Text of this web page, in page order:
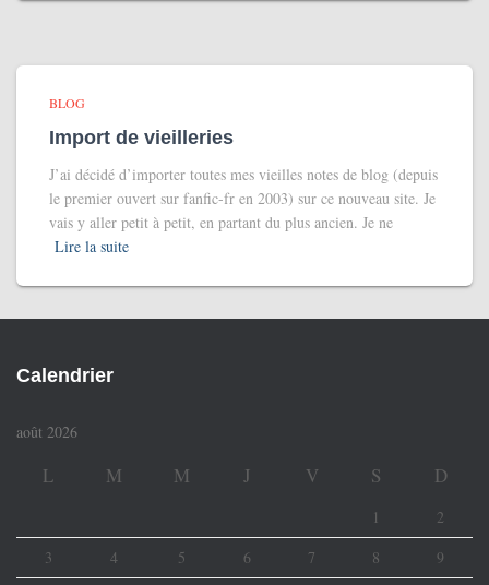
BLOG
Import de vieilleries
J’ai décidé d’importer toutes mes vieilles notes de blog (depuis
le premier ouvert sur fanfic-fr en 2003) sur ce nouveau site. Je
vais y aller petit à petit, en partant du plus ancien. Je ne
Lire la suite
Calendrier
août 2026
L M M J V S D
1
2
3
4 5 6 7 8
9